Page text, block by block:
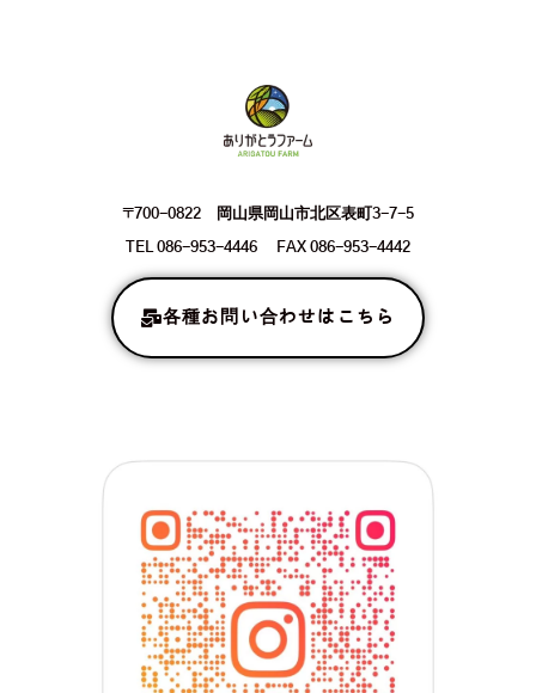
〒700-0822 岡山県岡山市北区表町3-7-5
TEL 086-953-4446 FAX 086-953-4442
各種お問い合わせはこちら